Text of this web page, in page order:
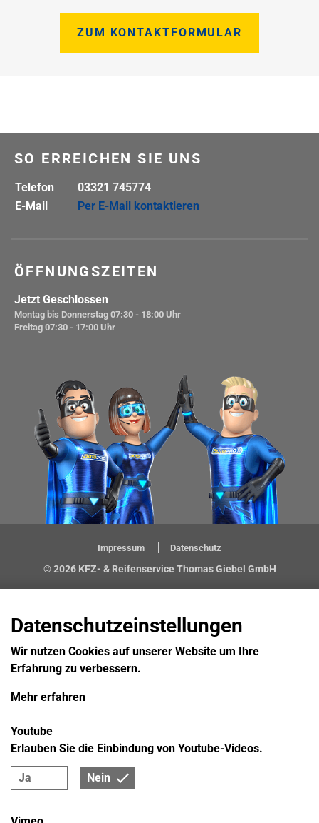
ZUM KONTAKTFORMULAR
SO ERREICHEN SIE UNS
Telefon
03321 745774
E-Mail
Per E-Mail kontaktieren
ÖFFNUNGSZEITEN
Jetzt Geschlossen
Montag bis Donnerstag 07:30 - 18:00 Uhr
Freitag 07:30 - 17:00 Uhr
Impressum Datenschutz
© 2026 KFZ- & Reifenservice Thomas Giebel GmbH
Datenschutzeinstellungen
Wir nutzen Cookies auf unserer Website um Ihre
Erfahrung zu verbessern.
Mehr erfahren
Ja Nein
Youtube
Erlauben Sie die Einbindung von Youtube-Videos.